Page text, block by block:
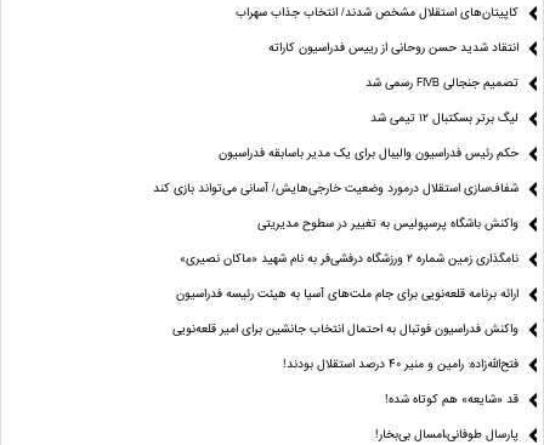
کاپیتان‌های استقلال مشخص شدند/ انتخاب جذاب سهراب
انتقاد شدید حسن روحانی از رییس فدراسیون کاراته
تصمیم جنجالی FIVB رسمی شد
لیگ برتر بسکتبال ۱۲ تیمی شد
حکم رئیس فدراسیون والیبال برای یک مدیر باسابقه فدراسیون
شفاف‌سازی استقلال درمورد وضعیت خارجی‌هایش/ آسانی می‌تواند بازی کند
واکنش باشگاه پرسپولیس به تغییر در سطوح مدیریتی
نامگذاری زمین شماره ۲ ورزشگاه درفشی‌فر به نام شهید «ماکان نصیری»
ارائه برنامه‌ قلعه‌نویی برای جام ملت‌های آسیا به هیئت رئیسه فدراسیون
واکنش فدراسیون فوتبال به احتمال انتخاب جانشین برای امیر قلعه‌نویی
فتح‌الله‌زاده: رامین و منیر 40 درصد استقلال بودند!
قد «شایعه» هم کوتاه شده!
پارسال طوفانی،امسال بی‌بخار!